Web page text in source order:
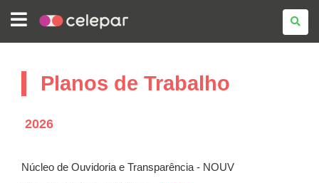
COMPANHIA
DE
COMUNICAÇÃO
DO
CELEPAR
Planos de Trabalho
2026
Núcleo de Ouvidoria e Transparência - NOUV